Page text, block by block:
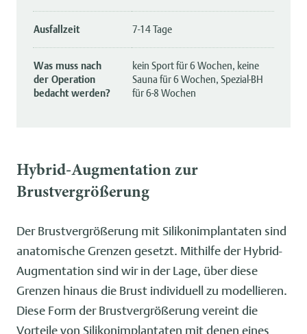
Ausfallzeit 7-14 Tage
Was muss nach
der Operation
bedacht werden?
kein Sport für 6 Wochen, keine
Sauna für 6 Wochen, Spezial-BH
für 6-8 Wochen
Hybrid-Augmentation zur
Brustvergrößerung
Der Brustvergrößerung mit Silikonimplantaten sind
anatomische Grenzen gesetzt. Mithilfe der Hybrid-
Augmentation sind wir in der Lage, über diese
Grenzen hinaus die Brust individuell zu modellieren.
Diese Form der Brustvergrößerung vereint die
Vorteile von Silikonimplantaten mit denen eines